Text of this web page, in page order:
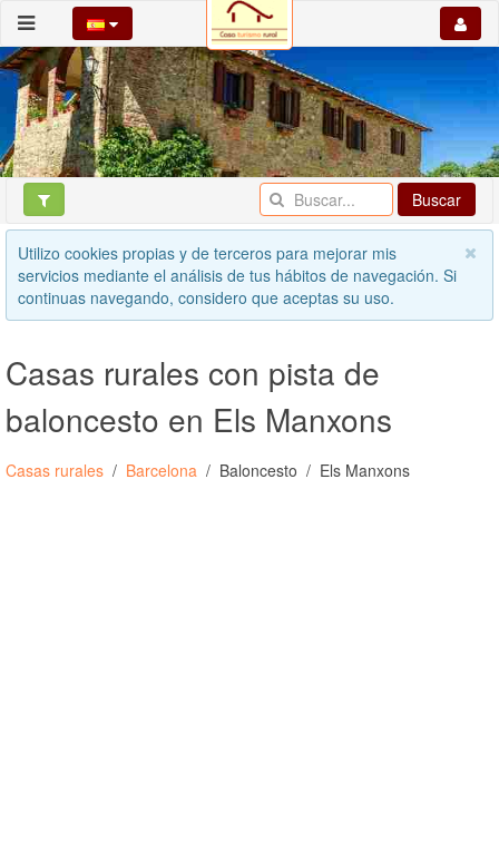
Buscar
Utilizo cookies propias y de terceros para mejorar mis
servicios mediante el análisis de tus hábitos de navegación. Si
continuas navegando, considero que aceptas su uso.
Casas rurales con pista de
baloncesto en Els Manxons
Casas rurales Barcelona Baloncesto Els Manxons